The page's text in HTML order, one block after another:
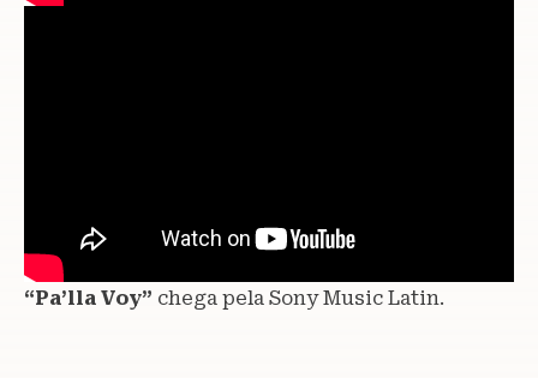
“Pa’lla Voy” chega pela Sony Music Latin.